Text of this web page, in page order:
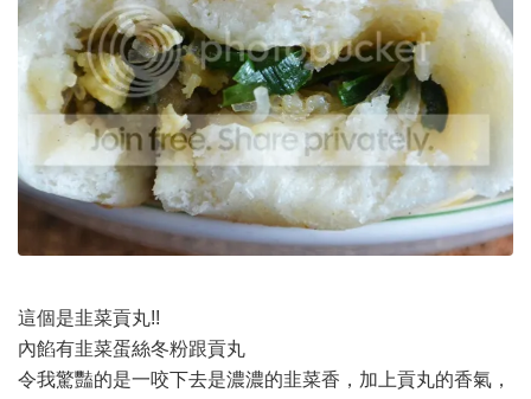
這個是韭菜貢丸!!
內餡有韭菜蛋絲冬粉跟貢丸
令我驚豔的是一咬下去是濃濃的韭菜香，加上貢丸的香氣，